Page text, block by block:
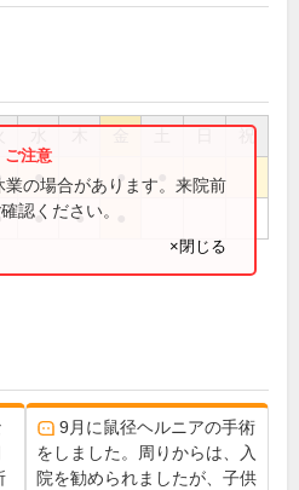
祝
● ●
● ●
の場合があります。来院前
認ください。
×閉じる
9月に鼠径ヘルニアの手術
をしました。周りからは、入
院を勧められましたが、子供